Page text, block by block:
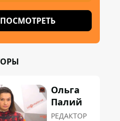
ПОСМОТРЕТЬ
Ольга
Палий
РЕДАКТОР